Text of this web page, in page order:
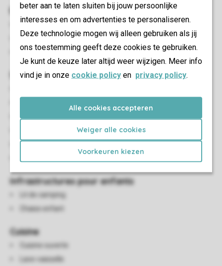
beter aan te laten sluiten bij jouw persoonlijke
interesses en om advertenties te personaliseren.
Deze technologie mogen wij alleen gebruiken als jij
ons toestemming geeft deze cookies te gebruiken.
Je kunt de keuze later altijd weer wijzigen. Meer info
vind je in onze cookie policy en privacy policy.
Alle cookies accepteren
Weiger alle cookies
Voorkeuren kiezen
Extérieur
Terrasse
Mobilier de jardin
Parasol
Salon/salle à manger
Cheminée
Radio
Infrastructures pour enfants
Lit de camping
Chaise enfant
Cuisine
Cuisine ouverte
Lave-vaisselle